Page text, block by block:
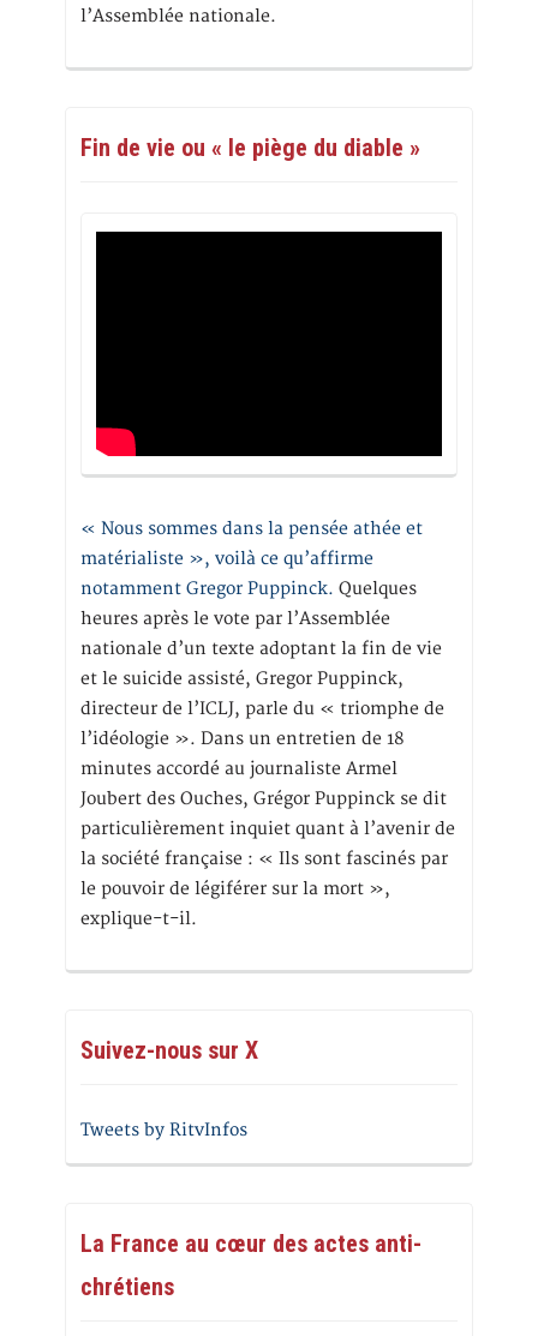
l’Assemblée nationale.
Fin de vie ou « le piège du diable »
« Nous sommes dans la pensée athée et
matérialiste », voilà ce qu’affirme
notamment Gregor Puppinck. Quelques
heures après le vote par l’Assemblée
nationale d’un texte adoptant la fin de vie
et le suicide assisté, Gregor Puppinck,
directeur de l’ICLJ, parle du « triomphe de
l’idéologie ». Dans un entretien de 18
minutes accordé au journaliste Armel
Joubert des Ouches, Grégor Puppinck se dit
particulièrement inquiet quant à l’avenir de
la société française : « Ils sont fascinés par
le pouvoir de légiférer sur la mort »,
explique-t-il.
Suivez-nous sur X
Tweets by RitvInfos
La France au cœur des actes anti-
chrétiens